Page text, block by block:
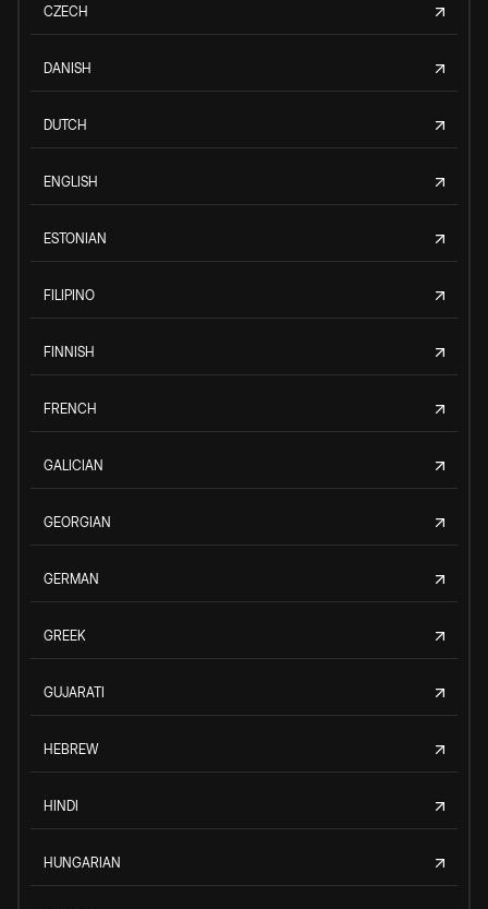
CZECH
DANISH
DUTCH
ENGLISH
ESTONIAN
FILIPINO
FINNISH
FRENCH
GALICIAN
GEORGIAN
GERMAN
GREEK
GUJARATI
HEBREW
HINDI
HUNGARIAN